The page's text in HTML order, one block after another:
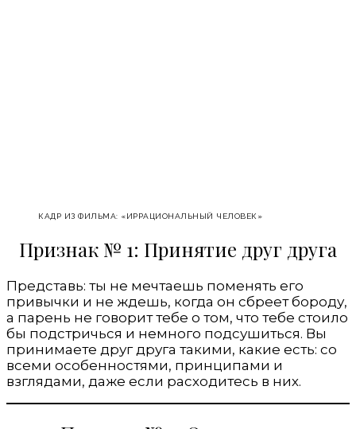
КАДР ИЗ ФИЛЬМА: «ИРРАЦИОНАЛЬНЫЙ ЧЕЛОВЕК»
Признак № 1: Принятие друг друга
Представь: ты не мечтаешь поменять его
привычки и не ждешь, когда он сбреет бороду,
а парень не говорит тебе о том, что тебе стоило
бы подстричься и немного подсушиться. Вы
принимаете друг друга такими, какие есть: со
всеми особенностями, принципами и
взглядами, даже если расходитесь в них.